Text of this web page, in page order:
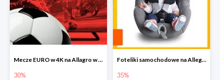
Mecze EURO w 4K na Allagro w super cenach
30%
Foteliki samochodowe na Allegro w super cenach
35%